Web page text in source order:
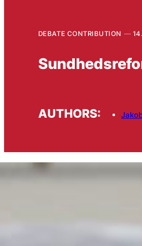
DEBATE CONTRIBUTION
AUTHORS: